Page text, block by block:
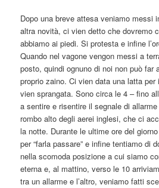
Dopo una breve attesa veniamo messi
altra novità, ci vien detto che dovremo
abbiamo ai piedi. Si protesta e infine
Quando nel vagone vengon messi a
posto, quindi ognuno di noi non può far
proprio zaino. Ci vien data una latta per
vien sprangata. Sono circa le 4 – fino
a sentire e risentire il segnale di
rombo alto degli aerei inglesi, che ci
la notte. Durante le ultime ore del
per “farla passare” e infine tentiamo di
nella scomoda posizione a cui siamo
eterna e, al mattino, verso le 10
tra un allarme e l’altro, veniamo fatti